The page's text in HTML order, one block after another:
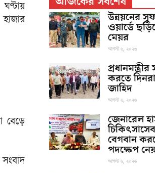
বেড়ে
উন্নয়নের
ওয়ার্ডে
মেয়র
আগস্ট ৬, ২০২৬
করতে
জাহিদ
আগস্ট ৬, ২০২৬
জেনারেল
বেগবান
পদক্ষেপ
আগস্ট ৬, ২০২৬